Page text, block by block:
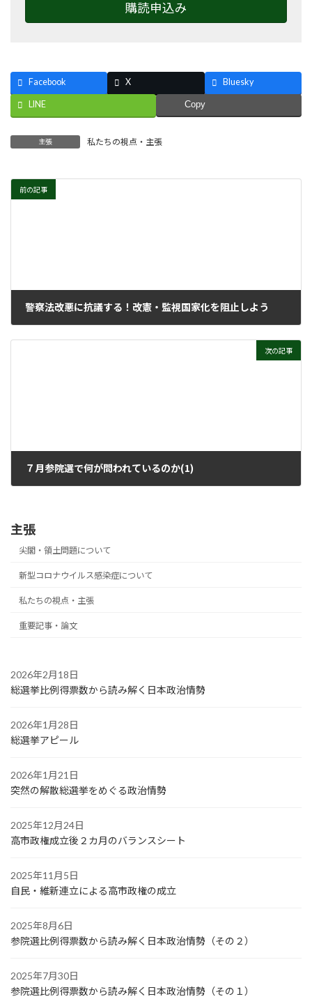
購読申込み
Facebook X Bluesky
LINE Copy
主張 私たちの視点・主張
前の記事
警察法改悪に抗議する！改憲・監視国家化を阻止しよう
次の記事
７月参院選で何が問われているのか(1)
主張
尖閣・領土問題について
新型コロナウイルス感染症について
私たちの視点・主張
重要記事・論文
2026年2月18日
総選挙比例得票数から読み解く日本政治情勢
2026年1月28日
総選挙アピール
2026年1月21日
突然の解散総選挙をめぐる政治情勢
2025年12月24日
高市政権成立後２カ月のバランスシート
2025年11月5日
自民・維新連立による高市政権の成立
2025年8月6日
参院選比例得票数から読み解く日本政治情勢（その２）
2025年7月30日
参院選比例得票数から読み解く日本政治情勢（その１）